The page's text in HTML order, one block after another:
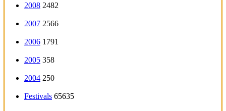
2008 2482
2007 2566
2006 1791
2005 358
2004 250
Festivals 65635